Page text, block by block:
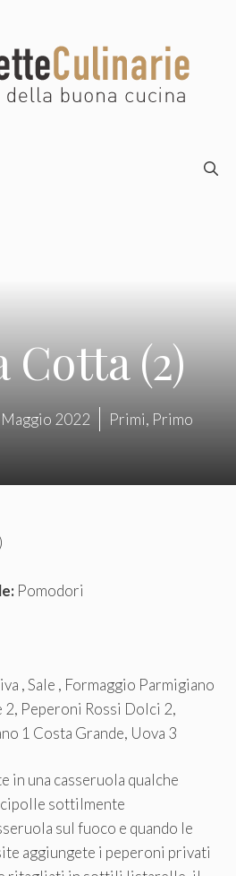
Cotta (2)
2022 Primi, Primo
Pomodori
, Sale , Formaggio Parmigiano
2, Peperoni Rossi Dolci 2,
1 Costa Grande, Uova 3
in una casseruola qualche
sottilmente
sul fuoco e quando le
aggiungete i peperoni privati